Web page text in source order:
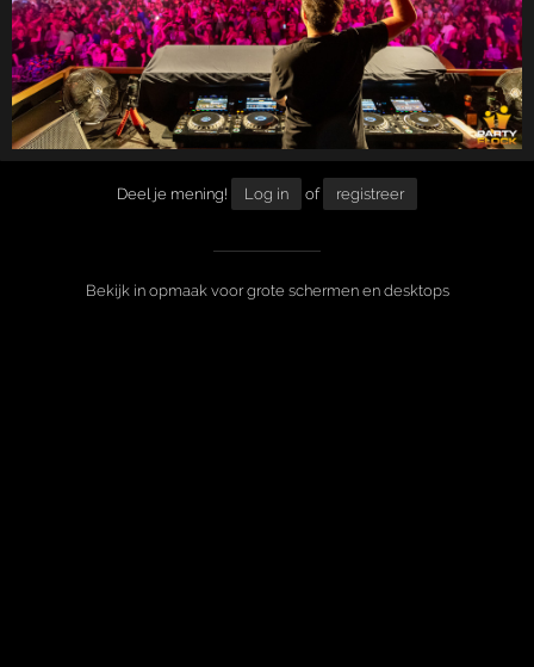
Deel je mening! Log in of registreer
Bekijk in opmaak voor grote schermen en desktops